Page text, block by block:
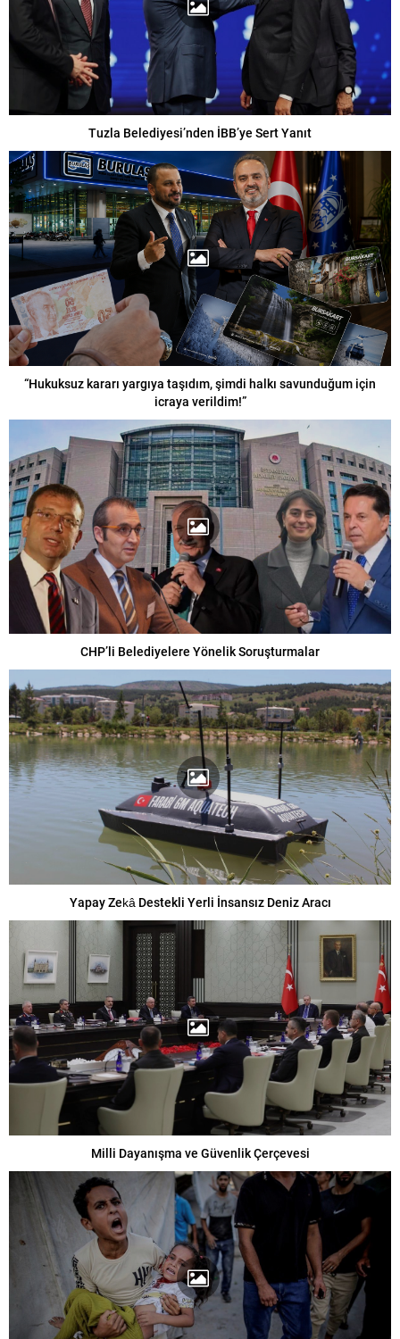
Tuzla Belediyesi’nden İBB’ye Sert Yanıt
“Hukuksuz kararı yargıya taşıdım, şimdi halkı savunduğum için
icraya verildim!”
CHP’li Belediyelere Yönelik Soruşturmalar
Yapay Zekâ Destekli Yerli İnsansız Deniz Aracı
Milli Dayanışma ve Güvenlik Çerçevesi